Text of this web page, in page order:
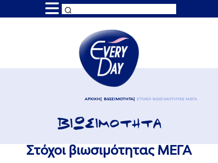
ΑΡΧΙΚΗ ΒΙΩΣΙΜΟΤΗΤΑ ΣΤΟΧΟΙ ΒΙΩΣΙΜΟΤΗΤΑΣ ΜΕΓΑ
ΒΙΩΣΙΜΟΤΗΤΑ
Στόχοι βιωσιμότητας ΜΕΓΑ